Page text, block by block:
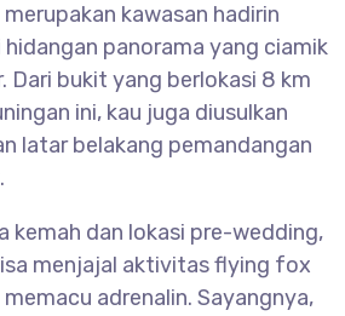
kawasan hadirin
panorama yang ciamik
Dari bukit yang berlokasi 8 km
ini, kau juga diusulkan
latar belakang pemandangan
kemah dan lokasi pre-wedding,
menjajal aktivitas flying fox
adrenalin. Sayangnya,